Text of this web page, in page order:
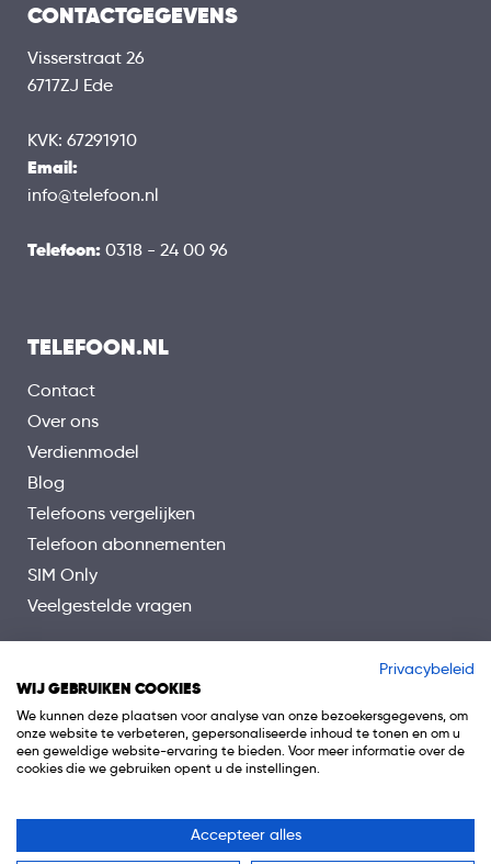
CONTACTGEGEVENS
Visserstraat 26
6717ZJ Ede
KVK: 67291910
Email:
info@telefoon.nl
Telefoon: 0318 - 24 00 96
TELEFOON.NL
Contact
Over ons
Verdienmodel
Blog
Telefoons vergelijken
Telefoon abonnementen
SIM Only
Veelgestelde vragen
Privacybeleid
WIJ GEBRUIKEN COOKIES
We kunnen deze plaatsen voor analyse van onze bezoekersgegevens, om
onze website te verbeteren, gepersonaliseerde inhoud te tonen en om u
een geweldige website-ervaring te bieden. Voor meer informatie over de
cookies die we gebruiken opent u de instellingen.
Accepteer alles